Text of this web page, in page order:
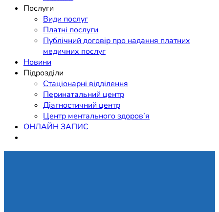
Послуги
Види послуг
Платні послуги
Публічний договір про надання платних
медичних послуг
Новини
Підрозділи
Стаціонарні відділення
Перинатальний центр
Діагностичний центр
Центр ментального здоров’я
ОНЛАЙН ЗАПИС